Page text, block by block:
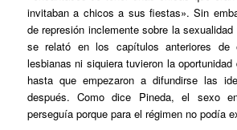
invitaban a chicos a sus fiestas». Sin
de represión inclemente sobre la
se relató en los capítulos anteriores de
lesbianas ni siquiera tuvieron la
hasta que empezaron a difundirse las
después. Como dice Pineda, el sexo
perseguía porque para el régimen no podía